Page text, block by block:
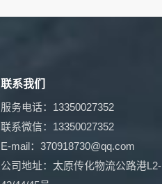
联系我们
服务电话：13350027352
联系微信：13350027352
E-mail：370918730@qq.com
公司地址：太原传化物流公路港L2-